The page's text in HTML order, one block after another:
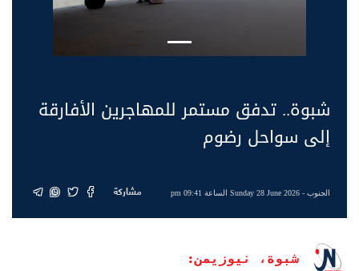
شبوة.. تدفق مستمر للمهاجرين الأفارقة
إلى سواحل رضوم
الجنوب- Sunday 28 June 2026 الساعة 09:41 pm مشاركة
شبوة، نيوزيمن: